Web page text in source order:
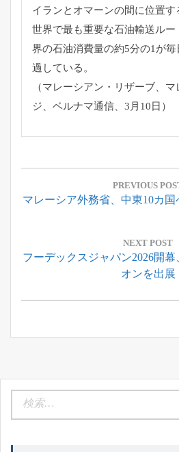
イランとオマーンの間に位置す
世界で最も重要な石油輸送ルー
界の石油消費量の約5分の1が
過している。
（マレーシアン・リザーブ、
ジ、 ベルナマ通信、3月10日）
投
ナ
ー
ョ
PREVIOUS
Previous
マレーシア外務省、中東10カ
NEXT POST
Next
フーデックスジャパン2026開
オンを出展